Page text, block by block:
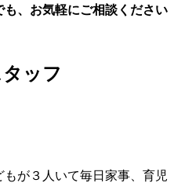
も、お気軽にご相談ください
ッフ
が３人いて毎日家事、育児